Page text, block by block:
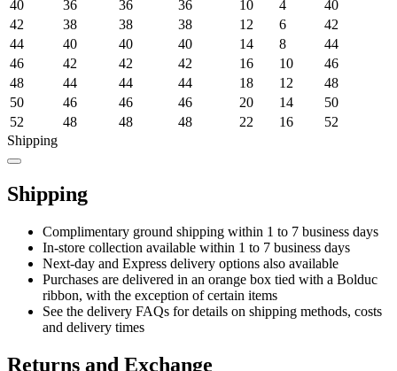
40 36 36 36 10 4
40
42
38 38 38 12 6
42
44
40 40 40 14 8
44
46
42 42 42 16 10
46
48
44 44 44 18 12
48
50
46 46 46 20 14
50
52
48 48 48 22 16
52
Shipping
Shipping
Complimentary ground shipping within 1 to 7 business days
In-store collection available within 1 to 7 business days
Next-day and Express delivery options also available
Purchases are delivered in an orange box tied with a Bolduc
ribbon, with the exception of certain items
See the delivery FAQs for details on shipping methods, costs
and delivery times
Returns and Exchange